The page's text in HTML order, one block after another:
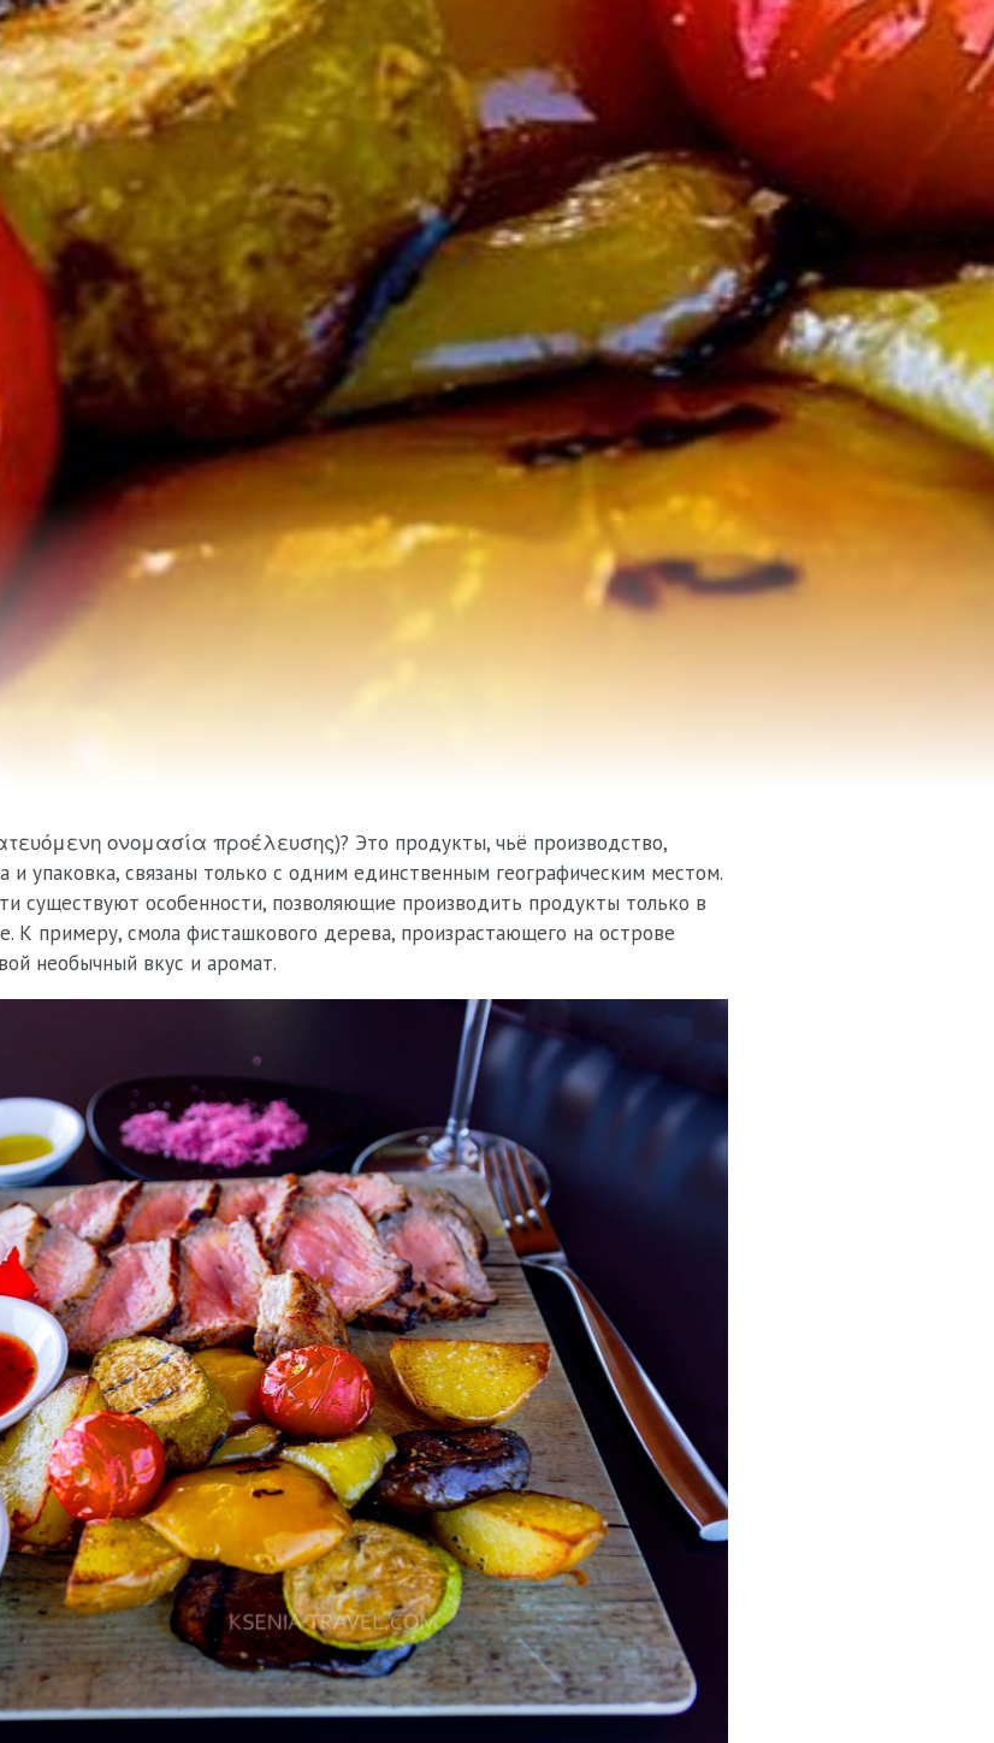
ονομασία προέλευσης)? Это продукты, чьё производство,
упаковка, связаны только с одним единственным географическим местом.
существуют особенности, позволяющие производить продукты только в
К примеру, смола фисташкового дерева, произрастающего на острове
необычный вкус и аромат.